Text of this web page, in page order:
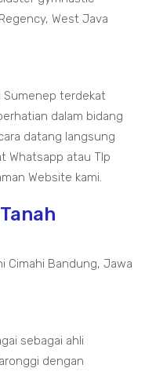
West Java
Sumenep terdekat
dalam bidang
datang langsung
Whatsapp atau Tlp
Website kami.
Cimahi Bandung, Jawa
sebagai ahli
dengan